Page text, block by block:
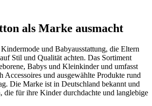
als Marke ausmacht
und Babyausstattung, die Eltern
Stil und Qualität achten. Das Sortiment
Babys und Kleinkinder und umfasst
Accessoires und ausgewählte Produkte rund
Die Marke ist in Deutschland bekannt und
die für ihre Kinder durchdachte und langlebige